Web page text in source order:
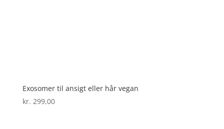
Exosomer til ansigt eller hår vegan
kr. 299,00